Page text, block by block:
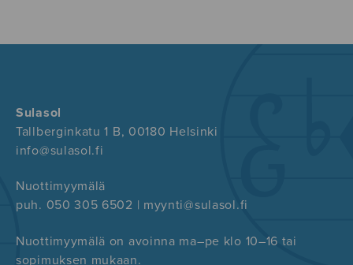
Sulasol
Tallberginkatu 1 B, 00180 Helsinki
info@sulasol.fi
Nuottimyymälä
puh. 050 305 6502 | myynti@sulasol.fi
Nuottimyymälä on avoinna ma–pe klo 10–16 tai
sopimuksen mukaan.